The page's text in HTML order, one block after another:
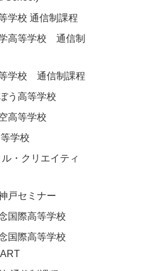
学校 通信制課程
高等学校 通信制
学校 通信制課程
う高等学校
高等学校
学校
・クリエイティ
戸セミナー
国際高等学校
国際高等学校